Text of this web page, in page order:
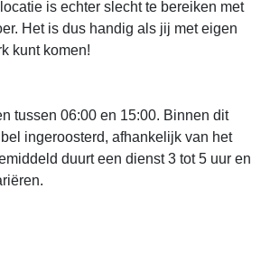
is echter slecht te bereiken met
Het is dus handig als jij met eigen
kunt komen!
tussen 06:00 en 15:00. Binnen dit
ingeroosterd, afhankelijk van het
duurt een dienst 3 tot 5 uur en